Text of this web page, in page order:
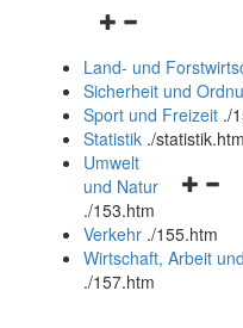
Navigationsmenü
und
schließen
Land- und
Sicherheit und
Sport und Freizeit ./
Statistik ./statistik.htm
und
Umwelt
und Natur
./153.htm
Verkehr ./155.htm
Wirtschaft, Arbeit
./157.htm